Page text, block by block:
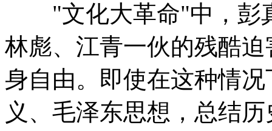
"文化大革命"中，彭
林彪、江青一伙的残酷
身自由。即使在这种情
义、毛泽东思想，总结